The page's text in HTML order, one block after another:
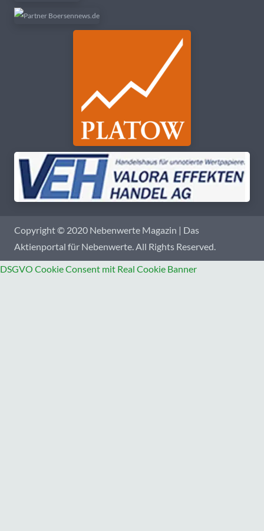
Copyright © 2020 Nebenwerte Magazin | Das
Aktienportal für Nebenwerte. All Rights Reserved.
DSGVO Cookie Consent mit Real Cookie Banner